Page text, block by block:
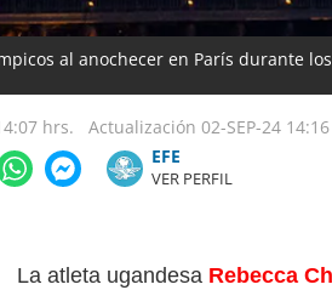
al anochecer en París durante los
hrs. Actualización 02-SEP-24
​​​​​​​EFE
VER PERFIL
La atleta ugandesa Rebecca